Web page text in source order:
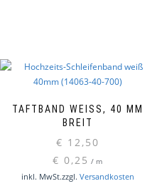
TAFTBAND WEISS, 40 MM B
REIT
€ 12,50
€ 0,25 / m
inkl. MwSt.zzgl. Versandkosten